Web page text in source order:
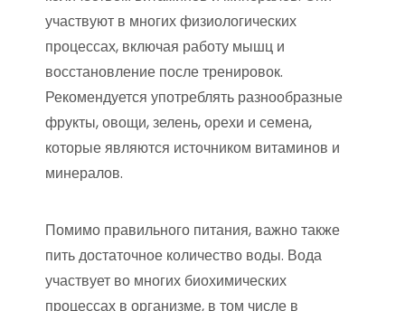
участвуют в многих физиологических
процессах, включая работу мышц и
восстановление после тренировок.
Рекомендуется употреблять разнообразные
фрукты, овощи, зелень, орехи и семена,
которые являются источником витаминов и
минералов.
Помимо правильного питания, важно также
пить достаточное количество воды. Вода
участвует во многих биохимических
процессах в организме, в том числе в